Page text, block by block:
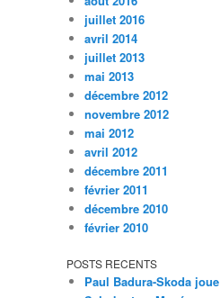
juillet 2016
avril 2014
juillet 2013
mai 2013
décembre 2012
novembre 2012
mai 2012
avril 2012
décembre 2011
février 2011
décembre 2010
février 2010
POSTS RECENTS
Paul Badura-Skoda joue